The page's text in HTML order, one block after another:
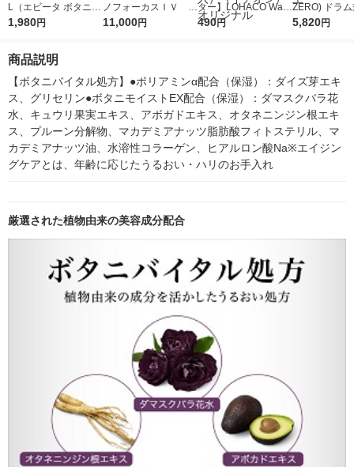
L（エビータ ボタニバ
イタル） 艶リフト ジ
（カネボウ）
1,980円
ノフォーカスＩＶ 4
5ｇ 資生堂 おまけ
11,000円
ター】LOHACO Wate
r（ロハコウォータ
490円
ZERO) ドラ
詰め替え メガ
5,820円
商品説明
【ボタニバイタル処方】●ポリアミンα配合（保湿）：ダイズ芽エキ
ス、グリセリン●ボタニモイストEX配合（保湿）：ダマスクバラ花
水、キュウリ果実エキス、アボガドエキス、オタネニンジン根エキ
ス、プルーン分解物、マカデミアナッツ脂肪酸フィトステリル、マ
カデミアナッツ油、水溶性コラーゲン、ヒアルロン酸Na※エイジン
グケアとは、年齢に応じたうるおい・ハリのお手入れ
厳選された植物由来の美容成分配合